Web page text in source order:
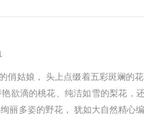
俏姑娘， 头上点缀着五彩斑斓的
欲滴的桃花、纯洁如雪的梨花，
丽多姿的野花， 犹如大自然精心